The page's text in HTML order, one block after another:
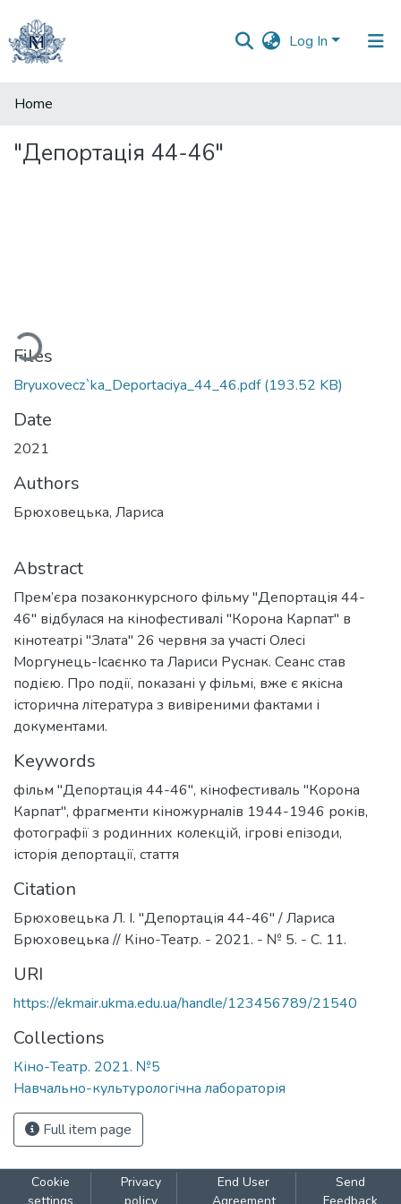
Log In
Communities
Collections
Home
"Депортація 44-46"
Loading...
Files
Bryuxovecz`ka_Deportaciya_44_46.pdf(193.52 KB)
Date
2021
Authors
Брюховецька, Лариса
Abstract
Прем’єра позаконкурсного фільму "Депортація 44-
46" відбулася на кінофестивалі "Корона Карпат" в
кінотеатрі "Злата" 26 червня за участі Олесі
Моргунець-Ісаєнко та Лариси Руснак. Сеанс став
подією. Про події, показані у фільмі, вже є якісна
історична література з вивіреними фактами і
документами.
Keywords
фільм "Депортація 44-46", кінофестиваль "Корона
Карпат", фрагменти кіножурналів 1944-1946 років,
фотографії з родинних колекцій, ігрові епізоди,
історія депортації, стаття
Citation
Брюховецька Л. І. "Депортація 44-46" / Лариса
Брюховецька // Кіно-Театр. - 2021. - № 5. - С. 11.
URI
https://ekmair.ukma.edu.ua/handle/123456789/21540
Collections
Кіно-Театр. 2021. №5
Навчально-культурологічна лабораторія
Full item page
Cookie
Privacy
End User
Send